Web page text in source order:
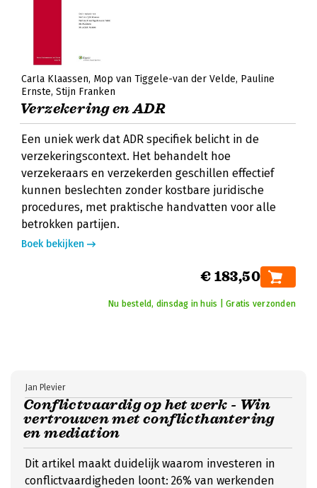
Carla Klaassen Mop van Tiggele-van der Velde Pauline
Ernste Stijn Franken
Verzekering en ADR
Een uniek werk dat ADR specifiek belicht in de
verzekeringscontext. Het behandelt hoe
verzekeraars en verzekerden geschillen effectief
kunnen beslechten zonder kostbare juridische
procedures, met praktische handvatten voor alle
betrokken partijen.
Boek bekijken
€ 183,50
Nu besteld, dinsdag in huis | Gratis verzonden
Conflictvaardig op het werk - Win
vertrouwen met conflicthantering
en mediation
Jan Plevier
Dit artikel maakt duidelijk waarom investeren in
conflictvaardigheden loont: 26% van werkenden